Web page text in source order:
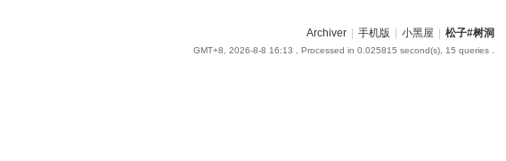
Archiver 手机版 小黑屋 松子#树洞
GMT+8, 2026-8-8 16:13 , Processed in 0.025815 second(s), 15 queries .